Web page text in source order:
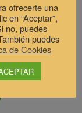
ofrecerte una
en “Aceptar”,
no, puedes
puedes
de Cookies